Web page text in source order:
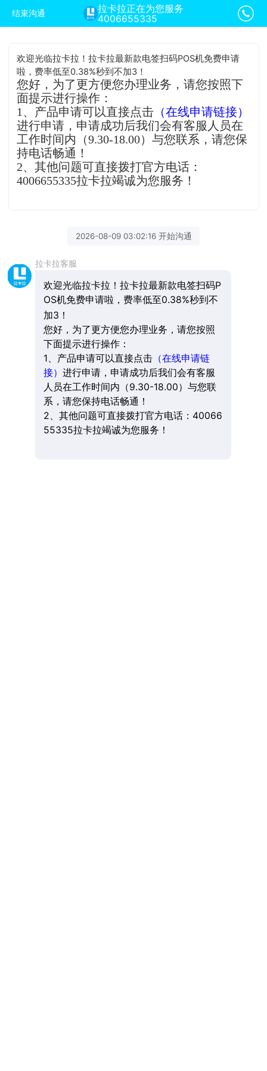
结束沟通
拉卡拉正在为您服务
4006655335
欢迎光临拉卡拉！拉卡拉最新款电签扫码POS机免费申请
啦，费率低至0.38%秒到不加3！
您好，为了更方便您办理业务，请您按照下
面提示进行操作：
1、产品申请可以直接点击 （在线申请链接）
进行申请，申请成功后我们会有客服人员在
工作时间内（9.30-18.00）与您联系，请您保
持电话畅通！
2、其他问题可直接拨打官方电话：
4006655335拉卡拉竭诚为您服务！
2026-08-09 03:02:16 开始沟通
拉卡拉客服
欢迎光临拉卡拉！拉卡拉最新款电签扫码P
OS机免费申请啦，费率低至0.38%秒到不
加3！
您好，为了更方便您办理业务，请您按照
下面提示进行操作：
1、产品申请可以直接点击（在线申请链
接） 进行申请，申请成功后我们会有客服
人员在工作时间内（9.30-18.00）与您联
系，请您保持电话畅通！
2、其他问题可直接拨打官方电话：40066
55335拉卡拉竭诚为您服务！